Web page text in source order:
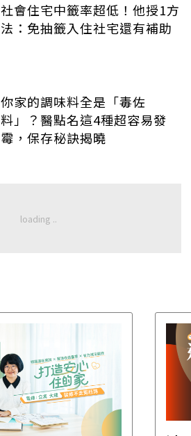
社會住宅中籤率超低！他授1方
法：免抽籤入住社宅還有補助
你家的調味料全是「毒佐
料」？醫點名這4種超容易發
霉，保存秘訣揭曉